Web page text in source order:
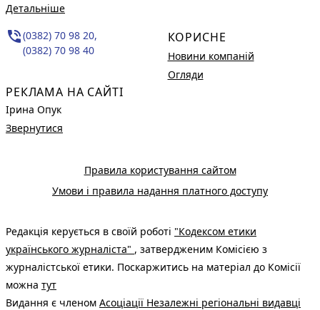
Детальніше
phone_in_talk(0382) 70 98 20,
(0382) 70 98 40
РЕКЛАМА НА САЙТІ
Ірина Опук
Звернутися
КОРИСНЕ
Новини компаній
Огляди
Правила користування сайтом
Умови і правила надання платного доступу
Редакція керується в своїй роботі "Кодексом етики
українського журналіста" , затвердженим Комісією з
журналістської етики. Поскаржитись на матеріал до Комісії
можна тут
Видання є членом Асоціації Незалежні регіональні видавці